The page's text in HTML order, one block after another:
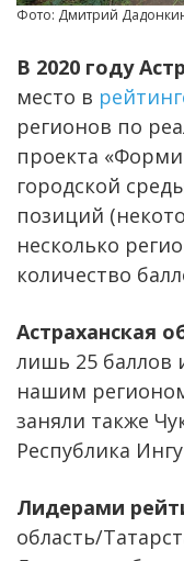
Фото: Дмитрий
В 2020 году
место в
регионов по
проекта
городской
позиций
несколько
количество
Астраханская
лишь 25 баллов
нашим
заняли также
Республика
Лидерами
область/